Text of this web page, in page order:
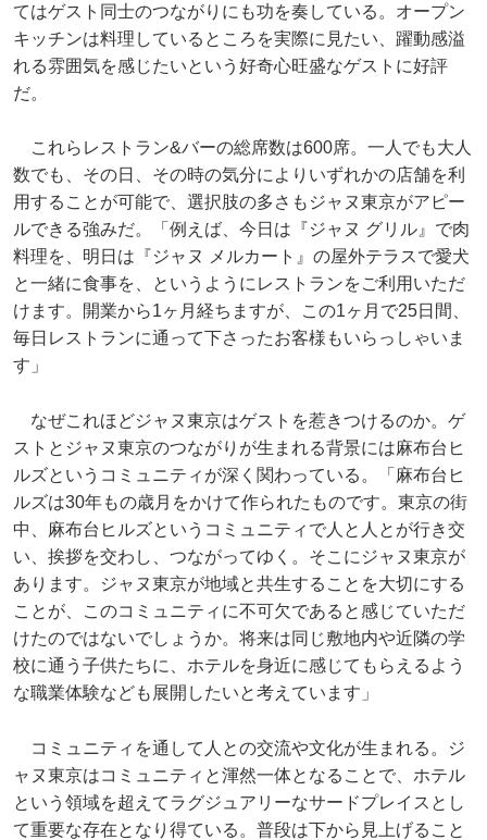
てはゲスト同士のつながりにも功を奏している。オープン
キッチンは料理しているところを実際に見たい、躍動感溢
れる雰囲気を感じたいという好奇心旺盛なゲストに好評
だ。
これらレストラン&バーの総席数は600席。一人でも大人
数でも、その日、その時の気分によりいずれかの店舗を利
用することが可能で、選択肢の多さもジャヌ東京がアピー
ルできる強みだ。「例えば、今日は『ジャヌ グリル』で肉
料理を、明日は『ジャヌ メルカート』の屋外テラスで愛犬
と一緒に食事を、というようにレストランをご利用いただ
けます。開業から1ヶ月経ちますが、この1ヶ月で25日間、
毎日レストランに通って下さったお客様もいらっしゃいま
す」
なぜこれほどジャヌ東京はゲストを惹きつけるのか。ゲ
ストとジャヌ東京のつながりが生まれる背景には麻布台ヒ
ルズというコミュニティが深く関わっている。「麻布台ヒ
ルズは30年もの歳月をかけて作られたものです。東京の街
中、麻布台ヒルズというコミュニティで人と人とが行き交
い、挨拶を交わし、つながってゆく。そこにジャヌ東京が
あります。ジャヌ東京が地域と共生することを大切にする
ことが、このコミュニティに不可欠であると感じていただ
けたのではないでしょうか。将来は同じ敷地内や近隣の学
校に通う子供たちに、ホテルを身近に感じてもらえるよう
な職業体験なども展開したいと考えています」
コミュニティを通して人との交流や文化が生まれる。ジ
ャヌ東京はコミュニティと渾然一体となることで、ホテル
という領域を超えてラグジュアリーなサードプレイスとし
て重要な存在となり得ている。普段は下から見上げること